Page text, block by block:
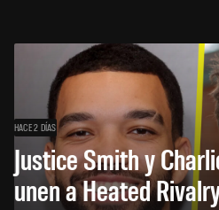
HACE 2 DÍAS
Justice Smith y
unen a Heated